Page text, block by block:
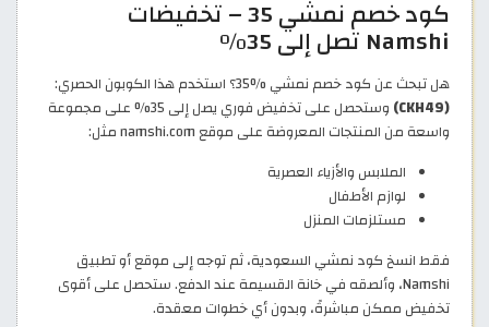
كود خصم نمشي 35 – تخفيضات
Namshi تصل إلى 35%
هل تبحث عن كود خصم نمشي %35؟ استخدم هذا الكوبون الحصري:
(CKH49)
وستحصل على تخفيض فوري يصل إلى 35% على مجموعة
واسعة من المنتجات المعروضة على موقع namshi.com مثل:
الملابس والأزياء العصرية
لوازم الأطفال
مستلزمات المنزل
فقط انسخ كود نمشي السعودية، ثم توجه إلى موقع أو تطبيق
Namshi، وألصقه في خانة القسيمة عند الدفع. ستحصل على أقوى
تخفيض ممكن مباشرةً، وبدون أي خطوات معقدة.